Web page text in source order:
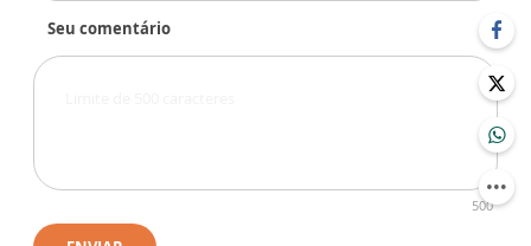
Seu comentário
500